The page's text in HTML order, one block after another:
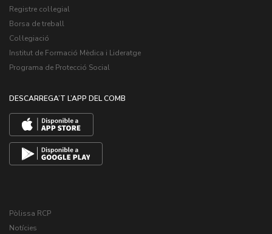
Registre col·legial
Borsa de treball
Col·legiació
Institut de Formació Mèdica i Lideratge
Programa de Protecció Social
DESCARREGA’T L’APP DEL COMB
Pòlissa RCP
Notícies